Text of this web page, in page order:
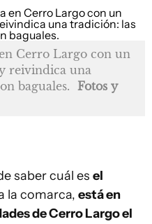
Cerro Largo con un
reivindica una
baguales. Fotos y
saber cuál es el
la comarca, está en
de Cerro Largo el